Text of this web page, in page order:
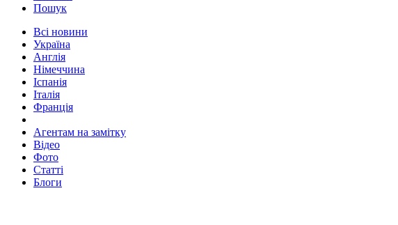
Пошук
Всі новини
Україна
Англія
Німеччина
Іспанія
Італія
Франція
Агентам на замітку
Відео
Фото
Статті
Блоги